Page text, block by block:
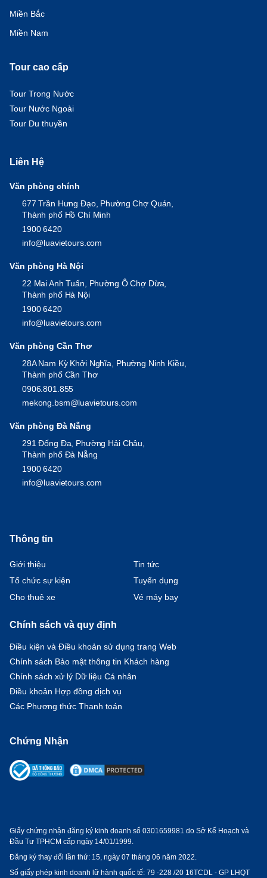
Miền Bắc
Miền Nam
Tour cao cấp
Tour Trong Nước
Tour Nước Ngoài
Tour Du thuyền
Chứng Nhận
Giấy chứng nhận đăng ký kinh doanh số 0301659981 do Sở Kế Hoạch và
Đầu Tư TPHCM cấp ngày 14/01/1999.
Đăng ký thay đổi lần thứ: 15, ngày 07 tháng 06 năm 2022.
Số giấy phép kinh doanh lữ hành quốc tế: 79 -228 /20 16TCDL - GP LHQT
Liên Hệ
Văn phòng chính
677 Trần Hưng Đạo, Phường Chợ Quán,
Thành phố Hồ Chí Minh
1900 6420
info@luavietours.com
Văn phòng Hà Nội
22 Mai Anh Tuấn, Phường Ô Chợ Dừa,
Thành phố Hà Nội
1900 6420
info@luavietours.com
Văn phòng Cần Thơ
28A Nam Kỳ Khởi Nghĩa, Phường Ninh Kiều,
Thành phố Cần Thơ
0906.801.855
mekong.bsm@luavietours.com
Văn phòng Đà Nẵng
291 Đống Đa, Phường Hải Châu,
Thành phố Đà Nẵng
1900 6420
info@luavietours.com
Thông tin
Giới thiệu
Tổ chức sự kiện
Cho thuê xe
Vé máy bay
Tin tức
Tuyển dụng
Chính sách và quy định
Điều kiện và Điều khoản sử dụng trang Web
Chính sách Bảo mật thông tin Khách hàng
Chính sách xử lý Dữ liệu Cá nhân
Điều khoản Hợp đồng dịch vụ
Các Phương thức Thanh toán